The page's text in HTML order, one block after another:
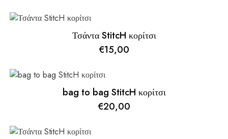
Τσάντα StitcH κορίτσι
€15,00
bag to bag StitcH κορίτσι
€20,00